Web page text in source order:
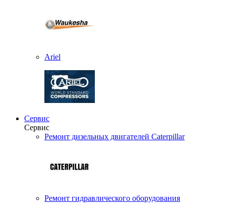
Ariel
Сервис
Сервис
Ремонт дизельных двигателей Caterpillar
Ремонт гидравлического оборудования